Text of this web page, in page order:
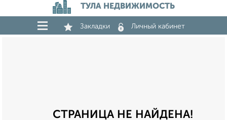
ТУЛА НЕДВИЖИМОСТЬ
Закладки Личный кабинет
СТРАНИЦА НЕ НАЙДЕНА!